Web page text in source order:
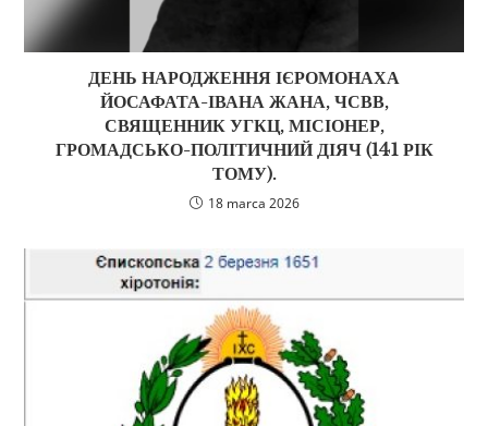
ДЕНЬ НАРОДЖЕННЯ ІЄРОМОНАХА
ЙОСАФАТА-ІВАНА ЖАНА, ЧСВВ,
СВЯЩЕННИК УГКЦ, МІСІОНЕР,
ГРОМАДСЬКО-ПОЛІТИЧНИЙ ДІЯЧ (141 РІК
ТОМУ).
18 marca 2026